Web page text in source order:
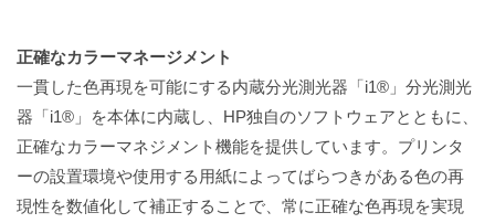
正確なカラーマネージメント
一貫した色再現を可能にする内蔵分光測光器「i1®」分光測光
器「i1®」を本体に内蔵し、HP独自のソフトウェアとともに、
正確なカラーマネジメント機能を提供しています。プリンタ
ーの設置環境や使用する用紙によってばらつきがある色の再
現性を数値化して補正することで、常に正確な色再現を実現